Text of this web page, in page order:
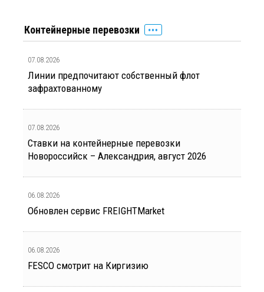
Контейнерные перевозки
07.08.2026
Линии предпочитают собственный флот
зафрахтованному
07.08.2026
Ставки на контейнерные перевозки
Новороссийск – Александрия, август 2026
06.08.2026
Обновлен сервис FREIGHTMarket
06.08.2026
FESCO смотрит на Киргизию